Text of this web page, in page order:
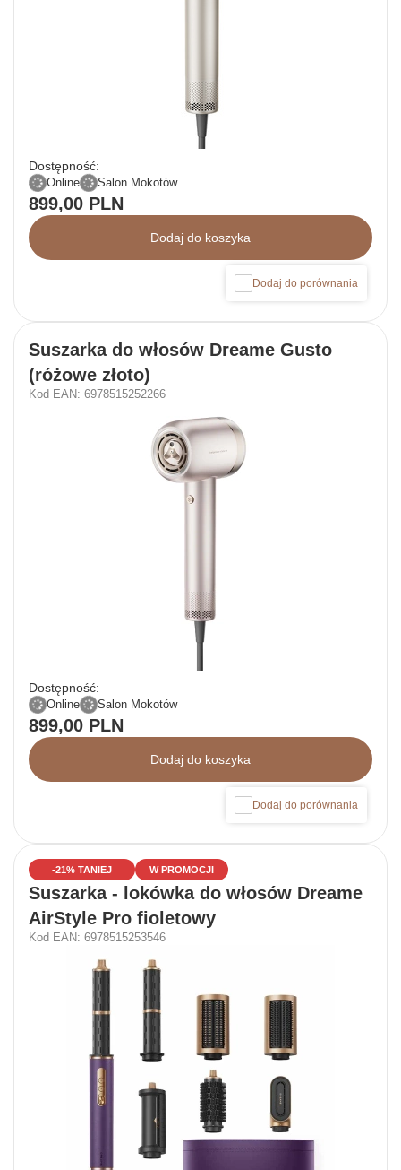
Dostępność:
Online Salon Mokotów
899,00 PLN
Dodaj do koszyka
Dodaj do porównania
Suszarka do włosów Dreame Gusto
(różowe złoto)
Kod EAN: 6978515252266
Dostępność:
Online Salon Mokotów
899,00 PLN
Dodaj do koszyka
Dodaj do porównania
W PROMOCJI
-21% TANIEJ
Suszarka - lokówka do włosów Dreame
AirStyle Pro fioletowy
Kod EAN: 6978515253546